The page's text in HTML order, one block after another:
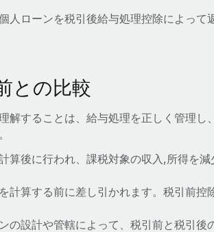
人ローンを税引後給与処理控除によって
との比較
解することは、給与処理を正しく管理し
算後に行われ、課税対象の収入,所得を減
計算する前に差し引かれます。税引前控
の設計や管轄によって、税引前と税引後